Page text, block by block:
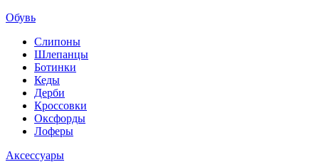
Обувь
Слипоны
Шлепанцы
Ботинки
Кеды
Дерби
Кроссовки
Оксфорды
Лоферы
Аксессуары